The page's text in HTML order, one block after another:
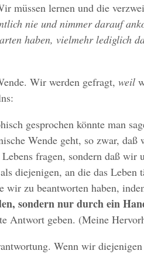
müssen lernen und die
nie und nimmer darauf
haben, vielmehr lediglich
Wir werden gefragt, weil
gesprochen könnte man
Wende geht, so zwar,
fragen, sondern daß wir
diejenigen, an die das Leben
zu beantworten haben,
sondern nur durch ein
Antwort geben. (Meine
Wenn wir